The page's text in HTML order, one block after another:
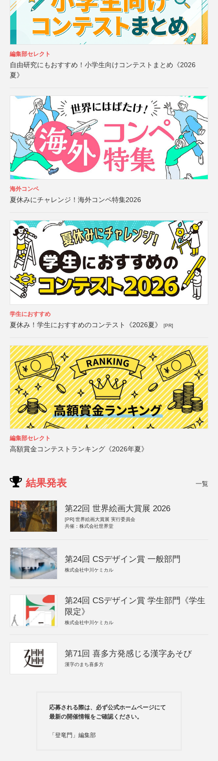
編集部セレクト
自由研究にもおすすめ！小学生向けコンテストまとめ《2026
夏》
海外コンペ
夏休みにチャレンジ！海外コンペ特集2026
学生におすすめ
夏休み！学生におすすめのコンテスト《2026夏》 [PR]
編集部セレクト
高額賞金コンテストランキング《2026年夏》
結果発表 一覧
第22回 世界絵画大賞展 2026
[PR] 世界絵画大賞展 実行委員会
共催：株式会社世界堂
第24回 CSデザイン賞 一般部門
株式会社中川ケミカル
第24回 CSデザイン賞 学生部門《学生
限定》
株式会社中川ケミカル
第71回 喜多方発感じる漢字あそび
漢字のまち喜多方
応募される際は、必ず公式ホームページにて
最新の開催情報をご確認ください。
「登竜門」編集部